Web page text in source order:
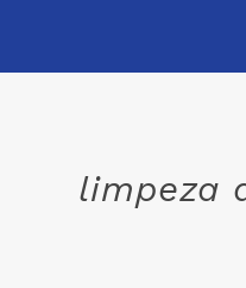
limpeza